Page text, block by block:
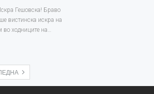
Гешовска! Браво
вистинска искра на
во ходниците на…